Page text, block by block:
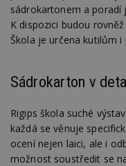
sádrokartonem a poradí
K dispozici budou
Škola je určena kutilům
Sádrokarton v
Rigips škola suché
každá se věnuje
ocení nejen laici, ale i
možnost soustředit se